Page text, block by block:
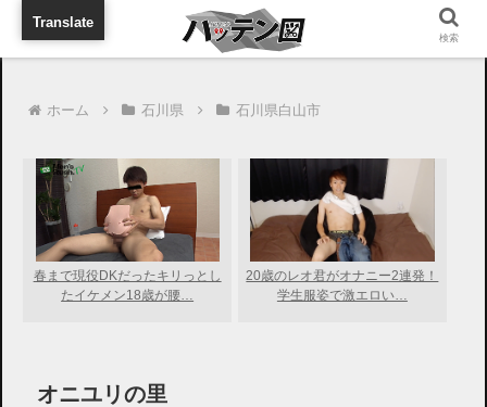
旅行に出張に待ち合わせに
ホーム 石川県 石川県白山市
春まで現役DKだったキリっとし
たイケメン18歳が腰…
20歳のレオ君がオナニー2連発！
学生服姿で激エロい…
オニユリの里
検索
Translate